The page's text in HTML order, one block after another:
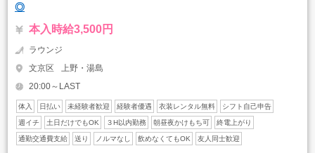
◎
本入時給3,500円
ラウンジ
文京区
上野・湯島
20:00～LAST
体入 日払い 未経験者歓迎 経験者優遇 衣装レンタル無料 シフト自己申告
週イチ 土日だけでもOK ３H以内勤務 朝昼夜かけもち可 終電上がり
通勤交通費支給 送り ノルマなし 飲めなくてもOK 友人同士歓迎